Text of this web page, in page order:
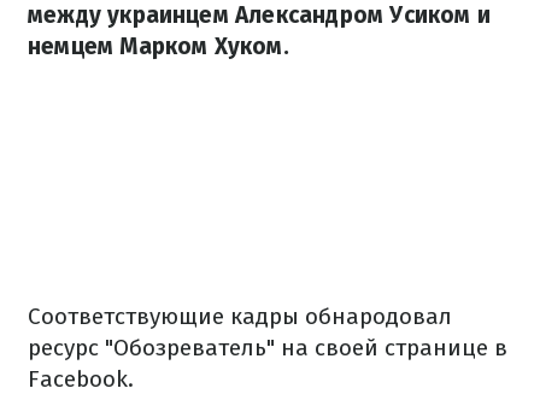
между украинцем Александром Усиком и
немцем Марком Хуком.
Соответствующие кадры обнародовал
ресурс "Обозреватель" на своей странице в
Facebook.